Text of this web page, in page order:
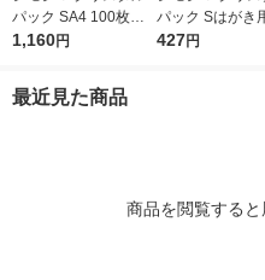
パック SA4 100枚入 6
739200 1袋(100枚入)
1,160円
パック Sはがき
枚入 6751700 1
427円
最近見た商品
商品を閲覧する